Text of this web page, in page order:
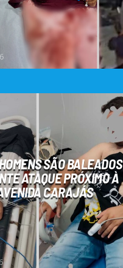
SÃO BALEADOS
ATAQUE PRÓXIMO À
CARAJÁS